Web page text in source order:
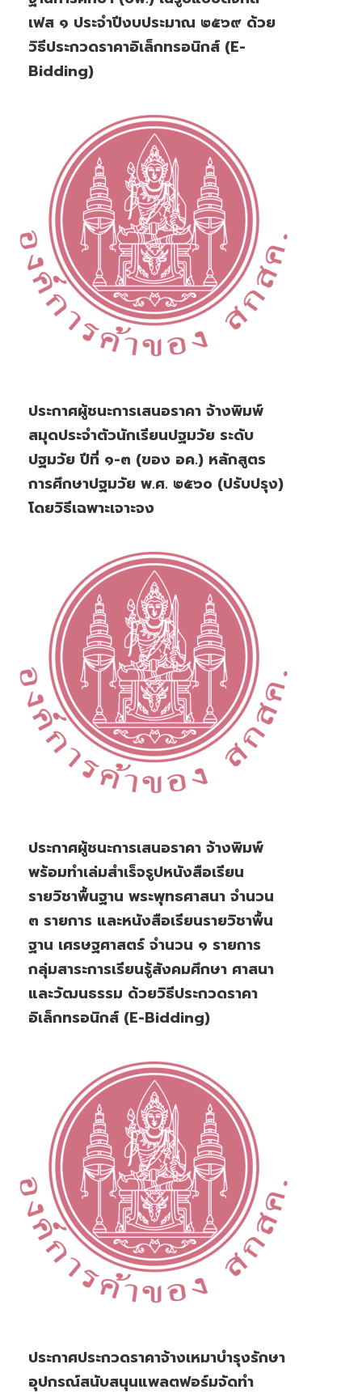
เฟส ๑ ประจำปีงบประมาณ ๒๕๖๙ ด้วย
วิธีประกวดราคาอิเล็กทรอนิกส์ (e-
Bidding)
ประกาศผู้ชนะการเสนอราคา จ้างพิมพ์
สมุดประจำตัวนักเรียนปฐมวัย ระดับ
ปฐมวัย ปีที่ ๑-๓ (ของ อค.) หลักสูตร
การศึกษาปฐมวัย พ.ศ. ๒๕๖๐ (ปรับปรุง)
โดยวิธีเฉพาะเจาะจง
ประกาศผู้ชนะการเสนอราคา จ้างพิมพ์
พร้อมทำเล่มสำเร็จรูปหนังสือเรียน
รายวิชาพื้นฐาน พระพุทธศาสนา จำนวน
๓ รายการ และหนังสือเรียนรายวิชาพื้น
ฐาน เศรษฐศาสตร์ จำนวน ๑ รายการ
กลุ่มสาระการเรียนรู้สังคมศึกษา ศาสนา
และวัฒนธรรม ด้วยวิธีประกวดราคา
อิเล็กทรอนิกส์ (e-Bidding)
ประกาศประกวดราคาจ้างเหมาบำรุงรักษา
อุปกรณ์สนับสนุนแพลตฟอร์มจัดทำ